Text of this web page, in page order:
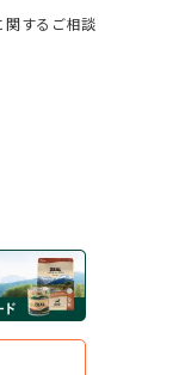
関するご相談